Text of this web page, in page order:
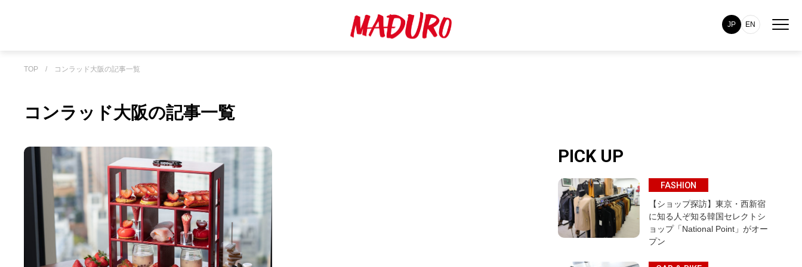
JP EN
TOP / コンラッド大阪の記事一覧
コンラッド大阪の記事一覧
PICK UP
FASHION
【ショップ探訪】東京・西新宿
に知る人ぞ知る韓国セレクトシ
ョップ「National Point」がオー
プン